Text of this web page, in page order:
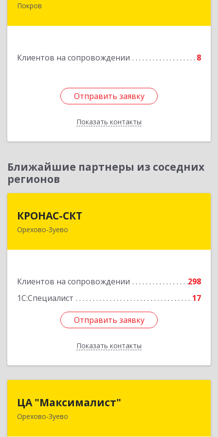
Покров
Клиентов на сопровождении 8
Отправить заявку
Показать контакты
601122, Владимирская обл, Петушинский р-н,
Отправить заявку
Назад
Ближайшие партнеры из соседних
регионов
КРОНАС-СКТ
Орехово-Зуево
Клиентов на сопровождении
298
1С:Специалист
17
Отправить заявку
Показать контакты
142600, Московская обл, Орехово-Зуево г,
Отправить заявку
Назад
ЦА "Максималист"
Орехово-Зуево
142600, Московская обл, Орехово-Зуево г,